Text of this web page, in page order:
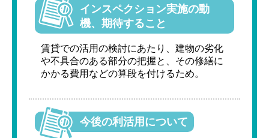
インスペクション実施の動
機、期待すること
賃貸での活用の検討にあたり、建物の劣化
や不具合のある部分の把握と、その修繕に
かかる費用などの算段を付けるため。
今後の利活用について